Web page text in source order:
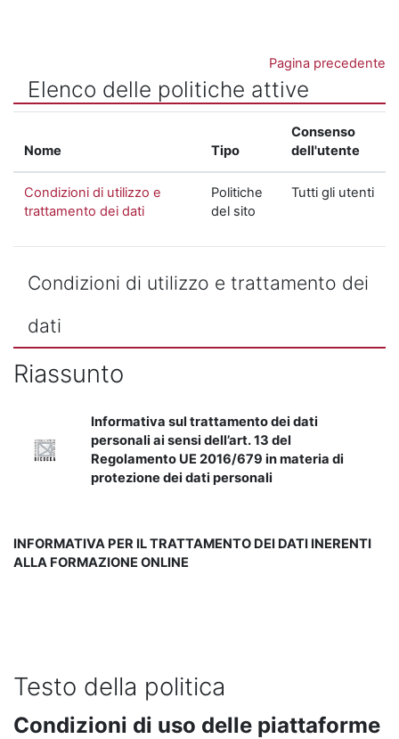
Pagina precedente
Elenco delle politiche attive
Nome Tipo
Consenso
dell'utente
Condizioni di utilizzo e
trattamento dei dati
Politiche
del sito
Tutti gli utenti
Condizioni di utilizzo e trattamento dei
dati
Riassunto
Informativa sul trattamento dei dati
personali ai sensi dell’art. 13 del
Regolamento UE 2016/679 in materia di
protezione dei dati personali
INFORMATIVA PER IL TRATTAMENTO DEI DATI INERENTI
ALLA FORMAZIONE ONLINE
Testo della politica
Condizioni di uso delle piattaforme